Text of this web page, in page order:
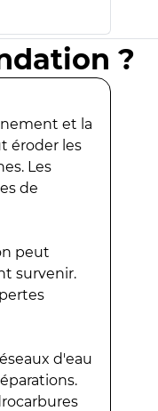
?
et la
éroder les
Les
de
peut
survenir.
d'eau